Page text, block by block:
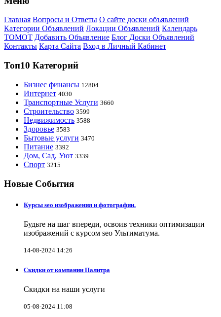
Главная Вопросы и Ответы О сайте доски объявлений
Категории Объявлений Локации Объявлений Календарь
ТОМОТ Добавить Объявление Блог Доски Объявлений
Контакты Карта Сайта Вход в Личный Кабинет
Топ10 Категорий
Бизнес финансы 12804
Интернет 4030
Транспортные Услуги 3660
Строительство 3599
Недвижимость 3588
Здоровье 3583
Бытовые услуги 3470
Питание 3392
Дом, Сад, Уют 3339
Спорт 3215
Новые События
Курсы seo изображения и фотографии.
Будьте на шаг впереди, освоив техники оптимизации
изображений с курсом seo Ультиматума.
14-08-2024 14:26
Скидки от компании Палитра
Скидки на наши услуги
05-08-2024 11:08